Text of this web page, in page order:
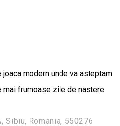
joaca modern unde va asteptam
mai frumoase zile de nastere
Sibiu, Romania, 550276